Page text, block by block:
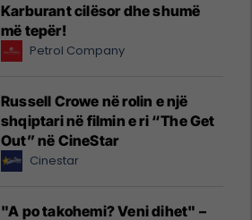
Karburant cilësor dhe shumë
më tepër!
Petrol Company
Russell Crowe në rolin e një
shqiptari në filmin e ri “The Get
Out” në CineStar
Cinestar
"A po takohemi? Veni dihet" –